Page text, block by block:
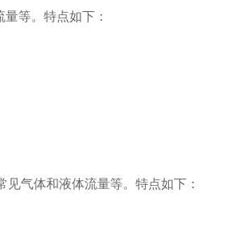
等。特点如下：
气体和液体流量等。特点如下：